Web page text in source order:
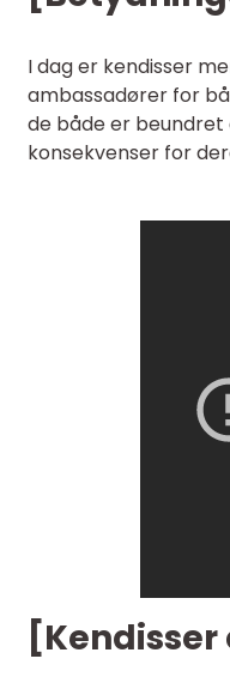
I dag er kendisser
ambassadører for
de både er beundret
konsekvenser for